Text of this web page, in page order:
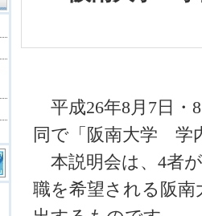
平成26年8月7日・
同で「阪南大学 学
本説明会は、4者
職を希望される阪